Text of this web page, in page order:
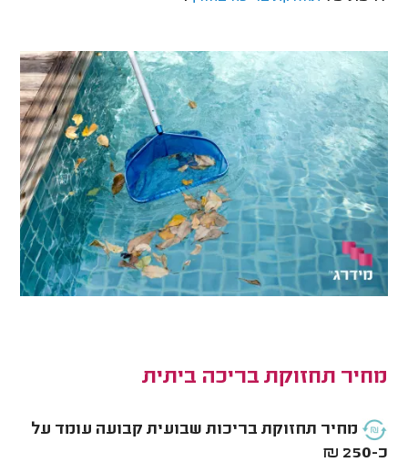
מחיר תחזוקת בריכה ביתית
מחיר תחזוקת בריכות שבועית קבועה עומד על
כ-250 ₪